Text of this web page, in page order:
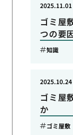
ゴミ屋
つの要
2025.11.01
知識
ゴミ屋
か
2025.10.24
ゴミ屋敷